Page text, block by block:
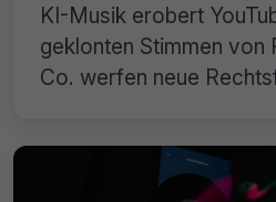
KI-Musik erobert
geklonten Stimmen von
Co. werfen neue